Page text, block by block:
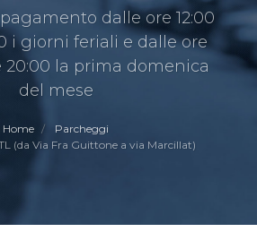
dalle ore 12:00
i giorni feriali e dalle ore
20:00 la prima domenica
del mese
Home
Parcheggi
(da Via Fra Guittone a via Marcillat)